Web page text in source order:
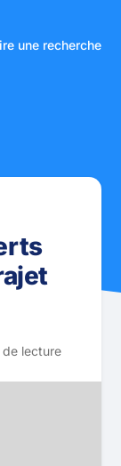
une recherche
de lecture